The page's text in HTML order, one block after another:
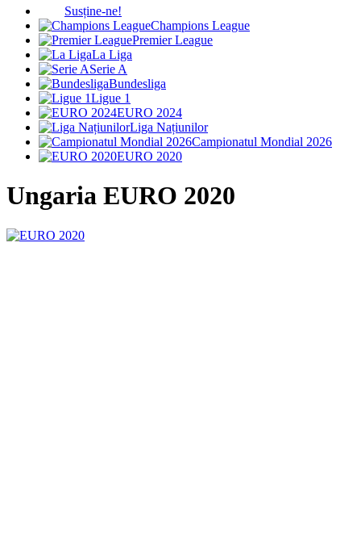
Susține-ne!
Champions League
Premier League
La Liga
Serie A
Bundesliga
Ligue 1
EURO 2024
Liga Națiunilor
Campionatul Mondial 2026
EURO 2020
Ungaria EURO 2020